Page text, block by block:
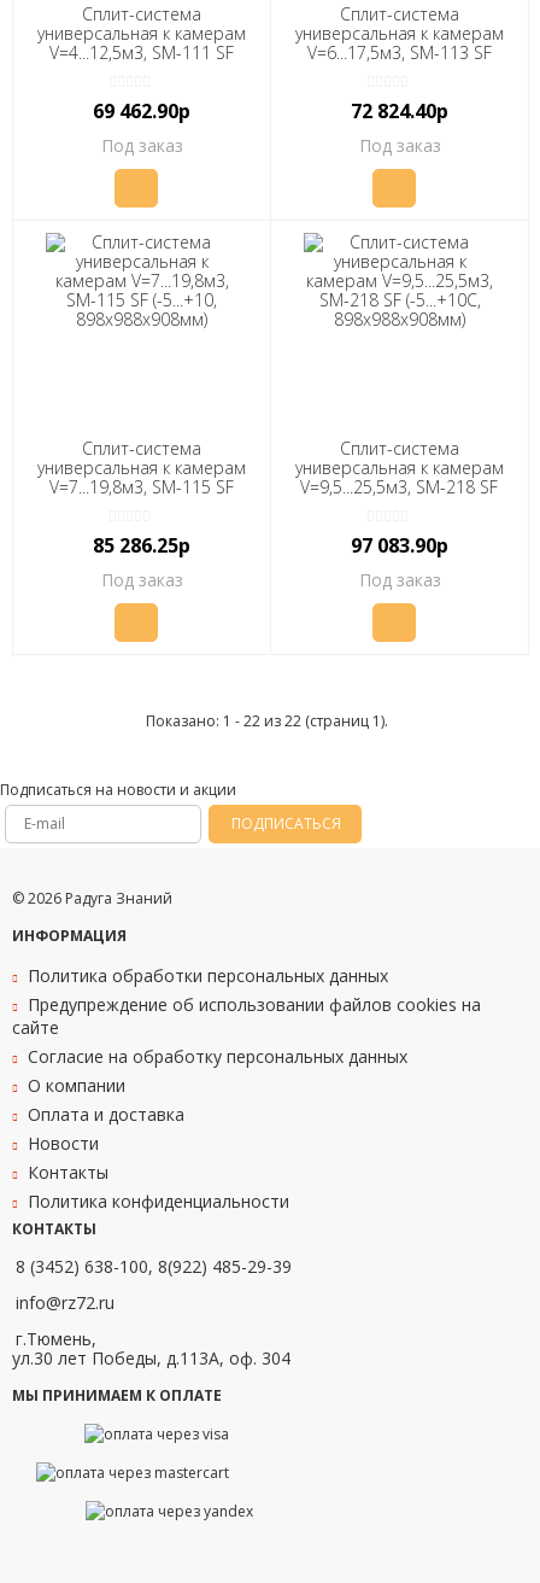
Сплит-система
универсальная к камерам
V=4...12,5м3, SM-111 SF
69 462.90р
Под заказ
Сплит-система
универсальная к камерам
V=6...17,5м3, SM-113 SF
72 824.40р
Под заказ
Сплит-система
универсальная к камерам
V=7...19,8м3, SM-115 SF
85 286.25р
Под заказ
Сплит-система
универсальная к камерам
V=9,5...25,5м3, SM-218 SF
97 083.90р
Под заказ
Показано: 1 - 22 из 22 (страниц 1).
Подписаться на новости и акции
ПОДПИСАТЬСЯ
© 2026 Радуга Знаний
ИНФОРМАЦИЯ
Политика обработки персональных данных
Предупреждение об использовании файлов cookies на
сайте
Согласие на обработку персональных данных
О компании
Оплата и доставка
Новости
Контакты
Политика конфиденциальности
КОНТАКТЫ
8 (3452) 638-100, 8(922) 485-29-39
info@rz72.ru
г.Тюмень,
ул.30 лет Победы, д.113А, оф. 304
МЫ ПРИНИМАЕМ К ОПЛАТЕ